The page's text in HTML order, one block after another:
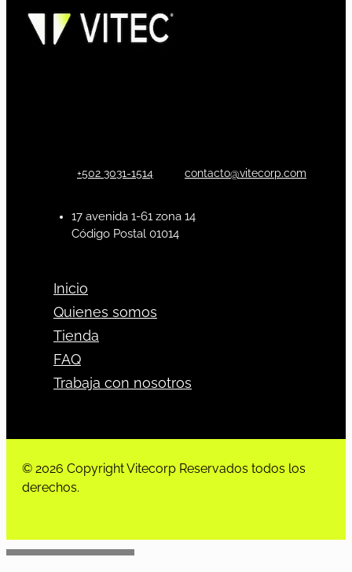
+502 3031-1514 contacto@vitecorp.com
17 avenida 1-61 zona 14
Código Postal 01014
Inicio
Quienes somos
Tienda
FAQ
Trabaja con nosotros
© 2026 Copyright Vitecorp Reservados todos los
derechos.